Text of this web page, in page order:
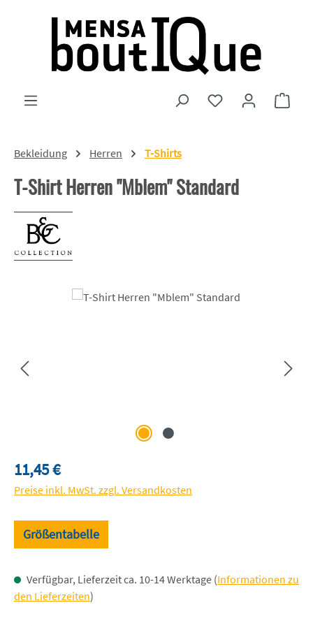
Zum Hauptinhalt springen
Du hast 0
Bekleidung Herren T-Shirts
T-Shirt Herren "Mblem" Standard
Bildergalerie überspringen
Regulärer Preis:
11,45 €
Preise inkl. MwSt. zzgl. Versandkosten
Größentabelle
Verfügbar, Lieferzeit ca. 10-14 Werktage (Informationen zu
den Lieferzeiten)